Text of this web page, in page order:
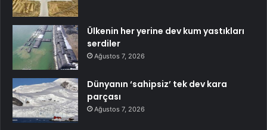
Ülkenin her yerine dev kum yastıkları
serdiler
Ağustos 7, 2026
Dünyanın ‘sahipsiz’ tek dev kara
parçası
Ağustos 7, 2026